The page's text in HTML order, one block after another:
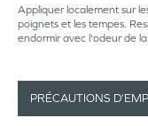
Appliquer localement sur
poignets et les tempes.
endormir avec l'odeur de
PRÉCAUTIONS